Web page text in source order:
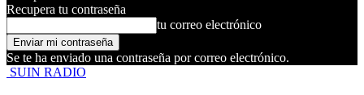
Recupera tu contraseña
tu correo electrónico
Se te ha enviado una contraseña por correo electrónico.
SUIN RADIO